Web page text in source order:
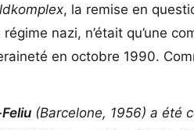
, la remise en
nazi, n’était qu’une
en octobre 1990.
(Barcelone, 1956) a été